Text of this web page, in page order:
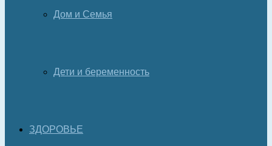
Дом и Семья
Дети и беременность
ЗДОРОВЬЕ